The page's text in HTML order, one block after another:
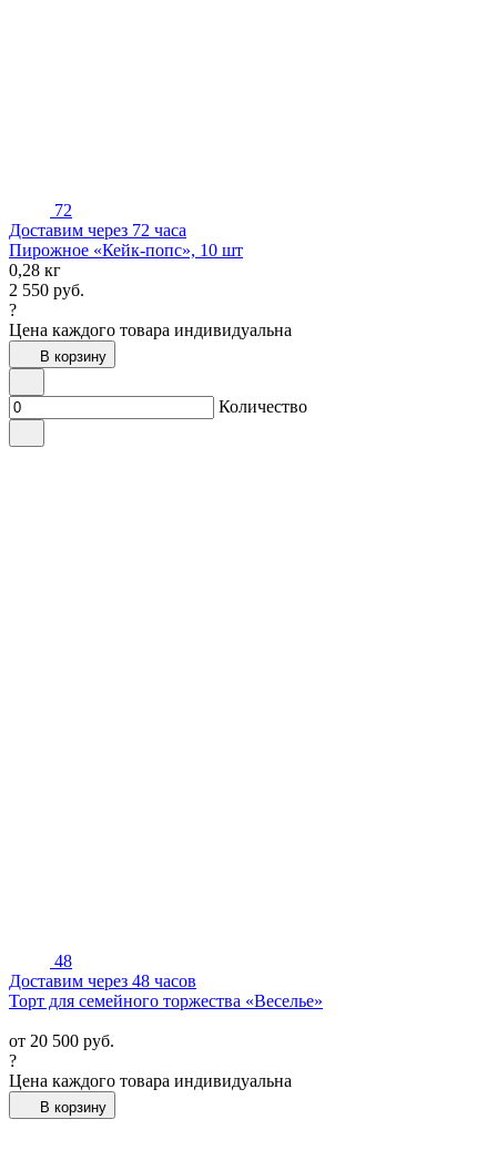
72
Доставим через 72 часа
Пирожное «Кейк-попс», 10 шт
0,28 кг
2 550 руб.
?
Цена каждого товара индивидуальна
В корзину
Количество
48
Доставим через 48 часов
Торт для семейного торжества «Веселье»
от 20 500 руб.
?
Цена каждого товара индивидуальна
В корзину